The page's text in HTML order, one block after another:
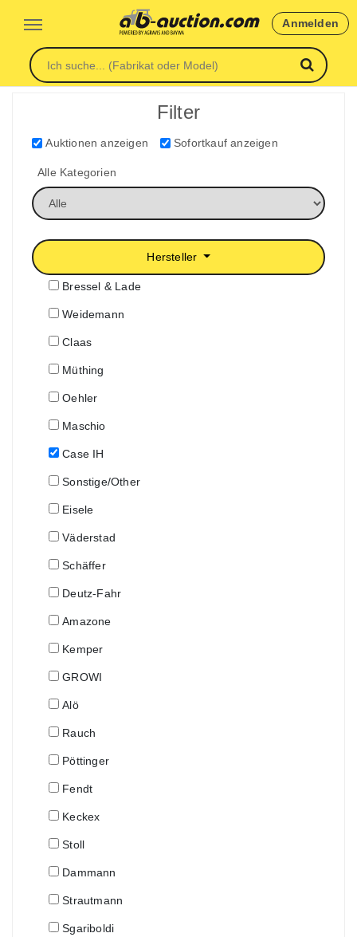
Anmelden
Filter
Auktionen anzeigen Sofortkauf anzeigen
Alle Kategorien
Hersteller
Bressel & Lade
Weidemann
Claas
Müthing
Oehler
Maschio
Case IH
Sonstige/Other
Eisele
Väderstad
Schäffer
Deutz-Fahr
Amazone
Kemper
GROWI
Alö
Rauch
Pöttinger
Fendt
Keckex
Stoll
Dammann
Strautmann
Sgariboldi